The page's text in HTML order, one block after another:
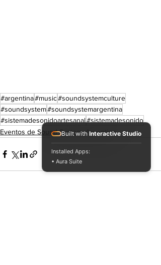
#argentina#music#soundsystemculture
#soundsystem#soundsystemargentina
#sistemadesonidoartesanal#sistemadesonido
Eventos de Sound System. Argentina
Built with Interactive Studio
Installed Apps:
• Aura Suite